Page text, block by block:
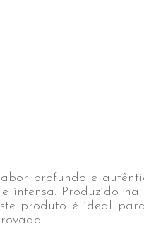
profundo e
intensa. Produzido
produto é ideal